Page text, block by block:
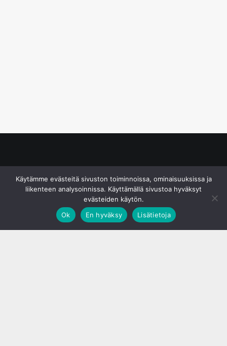
Käytämme evästeitä sivuston toiminnoissa, ominaisuuksissa ja
liikenteen analysoinnissa. Käyttämällä sivustoa hyväksyt
evästeiden käytön.
Ok
En hyväksy Lisätietoja